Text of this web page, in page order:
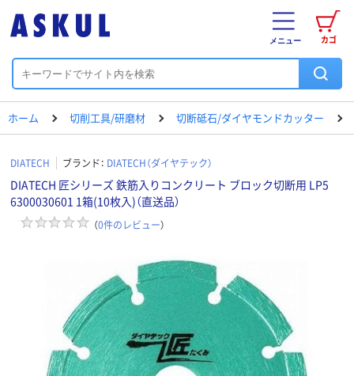
カゴ
メニュー
ホーム 切削工具/研磨材 切断砥石/ダイヤモンドカッター
DIATECH ブランド： DIATECH（ダイヤテック）
DIATECH 匠シリーズ 鉄筋入りコンクリート ブロック切断用 LP5
6300030601 1箱(10枚入)（直送品）
（0件のレビュー）